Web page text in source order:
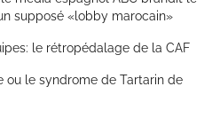
supposé «lobby marocain»
le rétropédalage de la CAF
ou le syndrome de Tartarin de